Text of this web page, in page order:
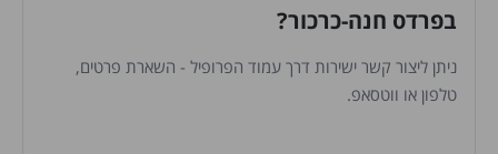
בפרדס חנה-כרכור?
ניתן ליצור קשר ישירות דרך עמוד הפרופיל - השארת פרטים,
טלפון או ווטסאפ.